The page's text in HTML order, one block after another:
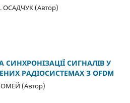
ОСАДЧУК (Автор)
СИГНАЛІВ У
РАДІОСИСТЕМАХ З OFDM
(Автор)